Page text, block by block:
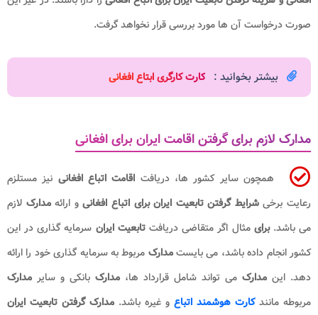
صورت درخواست آن ها مورد بررسی قرار نخواهد گرفت.
بیشتر بخوانید : کارت کارگری ابتاع افغانی
مدارک لازم برای گرفتن اقامت ایران برای افغانی
همچون سایر کشور ها، دریافت اقامت اتباع افغانی نیز مستلزم
رعایت برخیشرایط گرفتن تابعیت ایران برای اتباع افغانیو ارائهمدارک لازم
می باشد.برای مثال اگر متقاضی دریافتتابعیت ایران سرمایه گذاری در این
کشور انجام داده باشد، می بایستمدارک مربوط به سرمایه گذاری خود را ارائه
دهد. این مدارک می تواند شامل قرارداد ها، مدارک بانکی و سایر مدارک
مربوطه مانندکارت هوشمند اتباع و غیره باشد. مدارک گرفتن تابعیت ایران